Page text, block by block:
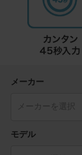
メーカー
モデル